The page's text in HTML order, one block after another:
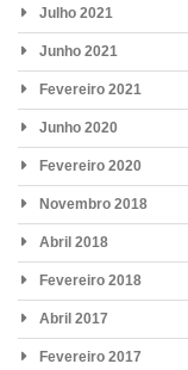
Julho 2021
Junho 2021
Fevereiro 2021
Junho 2020
Fevereiro 2020
Novembro 2018
Abril 2018
Fevereiro 2018
Abril 2017
Fevereiro 2017